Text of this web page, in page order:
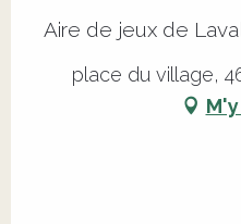
Aire de jeux de
place du village,